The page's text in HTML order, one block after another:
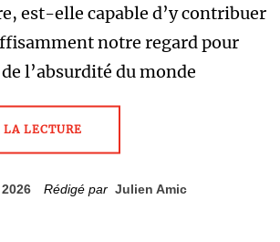
est-elle capable d’y contribuer
notre regard pour
l’absurdité du monde
LECTURE
Rédigé par Julien Amic